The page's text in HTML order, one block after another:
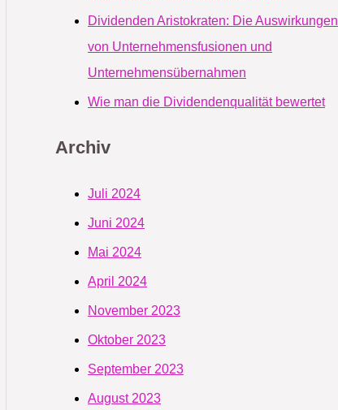
Dividenden Aristokraten: Die Auswirkungen
von Unternehmensfusionen und
Unternehmensübernahmen
Wie man die Dividendenqualität bewertet
Archiv
Juli 2024
Juni 2024
Mai 2024
April 2024
November 2023
Oktober 2023
September 2023
August 2023